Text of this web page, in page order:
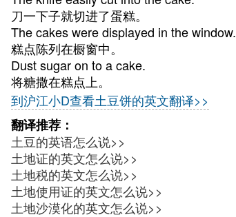
刀一下子就切进了蛋糕。
The cakes were displayed in the window.
糕点陈列在橱窗中。
Dust sugar on to a cake.
将糖撒在糕点上。
到沪江小D查看土豆饼的英文翻译>>
翻译推荐：
土豆的英语怎么说>>
土地证的英文怎么说>>
土地税的英文怎么说>>
土地使用证的英文怎么说>>
土地沙漠化的英文怎么说>>